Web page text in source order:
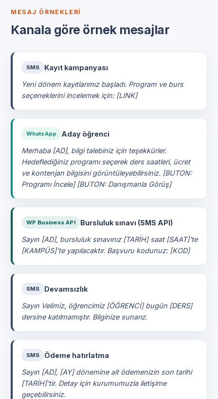
MESAJ ÖRNEKLERI
Kanala göre örnek mesajlar
SMS Kayıt kampanyası
Yeni dönem kayıtlarımız başladı. Program ve burs
seçeneklerini incelemek için: [LINK]
WhatsApp Aday öğrenci
Merhaba [AD], bilgi talebiniz için teşekkürler.
Hedeflediğiniz programı seçerek ders saatleri, ücret
ve kontenjan bilgisini görüntüleyebilirsiniz. [BUTON:
Programı İncele] [BUTON: Danışmanla Görüş]
WP Business API Bursluluk sınavı (SMS API)
Sayın [AD], bursluluk sınavınız [TARİH] saat [SAAT]'te
[KAMPÜS]'te yapılacaktır. Başvuru kodunuz: [KOD]
SMS Devamsızlık
Sayın Velimiz, öğrencimiz [ÖĞRENCİ] bugün [DERS]
dersine katılmamıştır. Bilginize sunarız.
SMS Ödeme hatırlatma
Sayın [AD], [AY] dönemine ait ödemenizin son tarihi
[TARİH]'tir. Detay için kurumumuzla iletişime
geçebilirsiniz.